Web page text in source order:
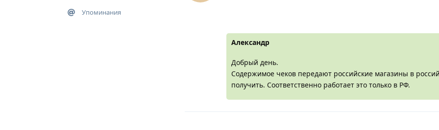
Упоминания
Александр
Добрый день.
Содержимое чеков передают российские магазины в
получить. Соответственно работает это только в РФ.